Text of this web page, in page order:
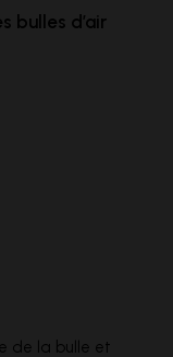
bulles d’air
de la bulle et